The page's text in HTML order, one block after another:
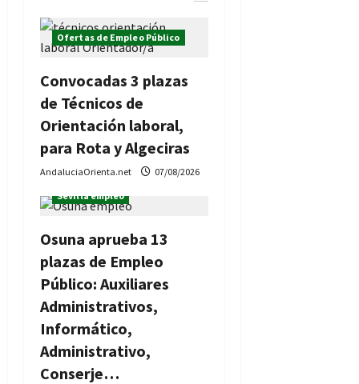
n
d
e
e
n
t
r
a
d
a
s
Ofertas de Empleo Público
Convocadas 3 plazas
de Técnicos de
Orientación laboral,
para Rota y Algeciras
AndaluciaOrienta.net 07/08/2026
Ofertas de Empleo Público
Sevilla empleo
Osuna aprueba 13
plazas de Empleo
Público: Auxiliares
Administrativos,
Informático,
Administrativo,
Conserje…